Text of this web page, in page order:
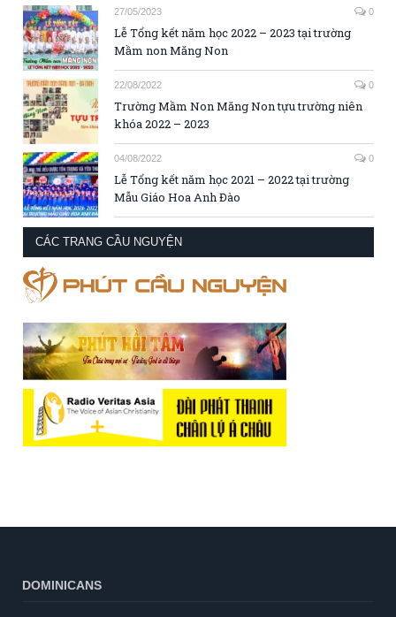
27/05/2023 0
Lễ Tổng kết năm học 2022 – 2023 tại trường
Mầm non Măng Non
22/08/2022 0
Trường Mầm Non Măng Non tựu trường niên
khóa 2022 – 2023
04/08/2022 0
Lễ Tổng kết năm học 2021 – 2022 tại trường
Mẫu Giáo Hoa Anh Đào
CÁC TRANG CẦU NGUYỆN
DOMINICANS